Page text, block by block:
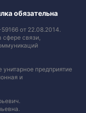
обязательна
от 22.08.2014.
сфере связи,
унитарное предприятие
и